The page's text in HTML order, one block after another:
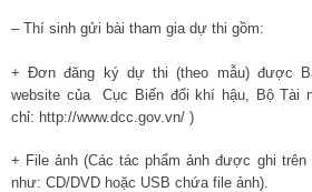
– Thí sinh gửi bài tham gia dự thi gồm:
+ Đơn đăng ký dự thi (theo mẫu) được
website của Cục Biến đổi khí hậu, Bộ Tài
chỉ: http://www.dcc.gov.vn/ )
+ File ảnh (Các tác phẩm ảnh được ghi
như: CD/DVD hoặc USB chứa file ảnh).